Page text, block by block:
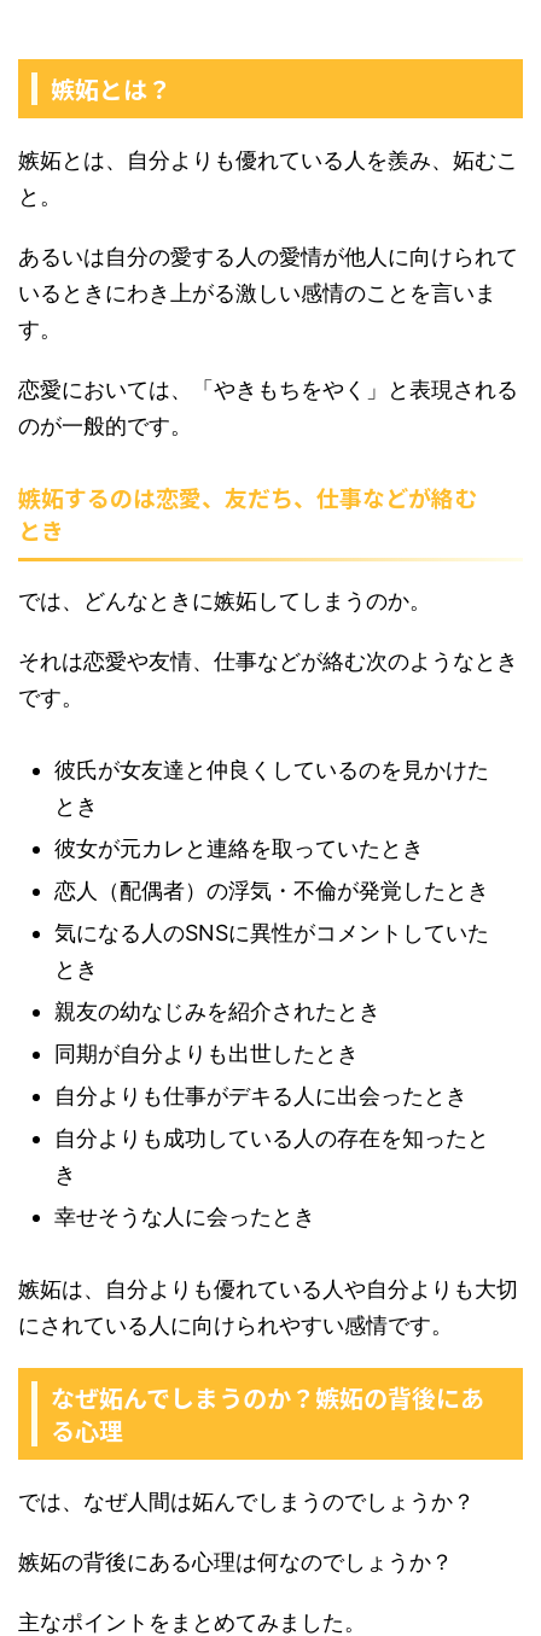
嫉妬とは？
嫉妬とは、自分よりも優れている人を羨み、妬むこ
と。
あるいは自分の愛する人の愛情が他人に向けられて
いるときにわき上がる激しい感情のことを言いま
す。
恋愛においては、「やきもちをやく」と表現される
のが一般的です。
嫉妬するのは恋愛、友だち、仕事などが絡む
とき
では、どんなときに嫉妬してしまうのか。
それは恋愛や友情、仕事などが絡む次のようなとき
です。
彼氏が女友達と仲良くしているのを見かけた
とき
彼女が元カレと連絡を取っていたとき
恋人（配偶者）の浮気・不倫が発覚したとき
気になる人のSNSに異性がコメントしていた
とき
親友の幼なじみを紹介されたとき
同期が自分よりも出世したとき
自分よりも仕事がデキる人に出会ったとき
自分よりも成功している人の存在を知ったと
き
幸せそうな人に会ったとき
嫉妬は、自分よりも優れている人や自分よりも大切
にされている人に向けられやすい感情です。
なぜ妬んでしまうのか？嫉妬の背後にあ
る心理
では、なぜ人間は妬んでしまうのでしょうか？
嫉妬の背後にある心理は何なのでしょうか？
主なポイントをまとめてみました。